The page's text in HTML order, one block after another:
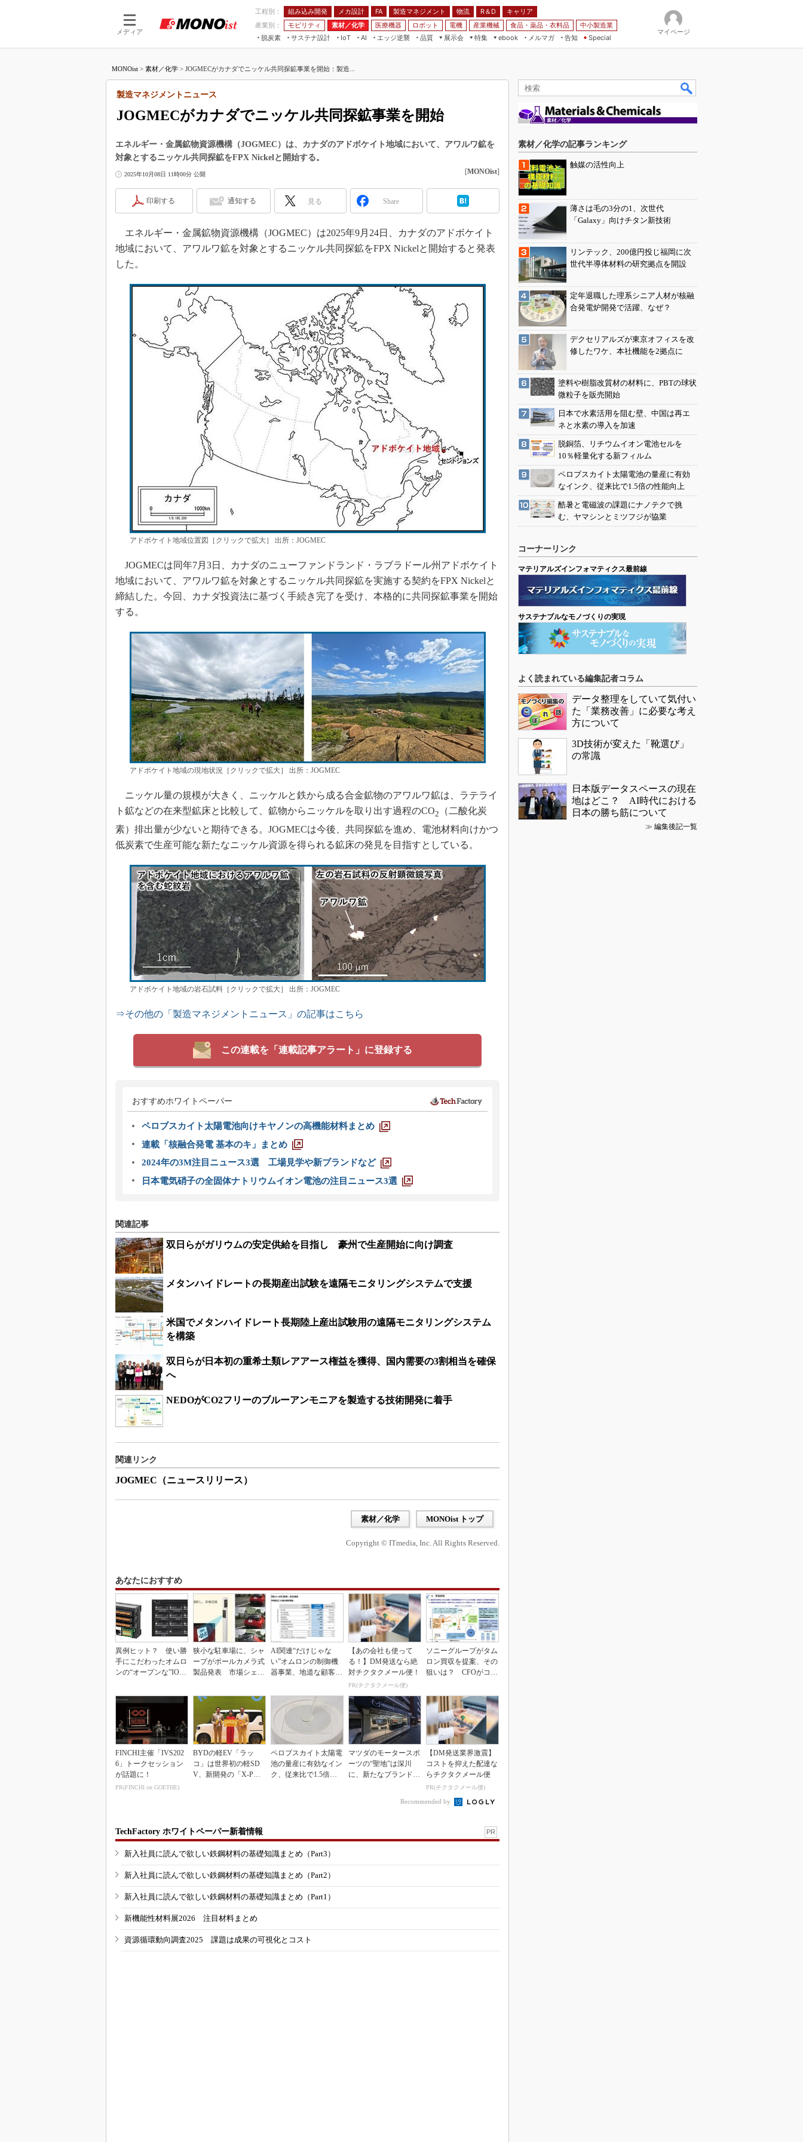
メディア
工程別： 組み込み開発 メカ設計 FA 製造マネジメント 物流 R＆D
キャリア
産業別：
モビリティ 素材／化学 医療機器 ロボット 電機 産業機械 食品・薬品・衣料品
中小製造業
脱炭素
サステナ設計
IoT
つながる工場
AI
AI×設備保全
エッジ逆襲 品質
展示会
JIMTOF
IIFES
人テク展
スマート工場EXPO
日本ものづくりワールド
特集
つながるクルマ
VR／AR
フィールドサービス
FPGA
Windows Embedded
ISO26262
無償設計ツール
デジタルツインとCAE
S＆OP
インダストリー4.0
イノベーション
製造業ビッグデータ
メイドインジャパン
植物工場
知財マネジメント
海外生産
グローバル設計・開発
制御セキュリティ
新型コロナへの対応
ebook
FA
モビリティ
素材／化学
メルマガ
告知 Special
マイページ
MONOist > 素材／化学 > JOGMECがカナダでニッケル共同探鉱事業を開始：製造...
JOGMECがカナダでニッケル共同探鉱事業を開始
製造マネジメントニュース
エネルギー・金属鉱物資源機構（JOGMEC）は、カナダのアドボケイト地域において、アワルワ鉱を
対象とするニッケル共同探鉱をFPX Nickelと開始する。
2025年10月08日 11時00分 公開 [MONOist]
印刷する 通知する 見る Share
エネルギー・金属鉱物資源機構（JOGMEC）は2025年9月24日、カナダのアドボケイト
地域において、アワルワ鉱を対象とするニッケル共同探鉱をFPX Nickelと開始すると発表
した。
アドボケイト地域位置図［クリックで拡大］ 出所：JOGMEC
JOGMECは同年7月3日、カナダのニューファンドランド・ラブラドール州アドボケイト
地域において、アワルワ鉱を対象とするニッケル共同探鉱を実施する契約をFPX Nickelと
締結した。今回、カナダ投資法に基づく手続き完了を受け、本格的に共同探鉱事業を開始
する。
アドボケイト地域の現地状況［クリックで拡大］ 出所：JOGMEC
ニッケル量の規模が大きく、ニッケルと鉄から成る合金鉱物のアワルワ鉱は、ラテライ
ト鉱などの在来型鉱床と比較して、鉱物からニッケルを取り出す過程のCO2
（二酸化炭
素）排出量が少ないと期待できる。JOGMECは今後、共同探鉱を進め、電池材料向けかつ
低炭素で生産可能な新たなニッケル資源を得られる鉱床の発見を目指すとしている。
アドボケイト地域の岩石試料［クリックで拡大］ 出所：JOGMEC
⇒その他の「製造マネジメントニュース」の記事はこちら
この連載を「連載記事アラート」に登録する
おすすめホワイトペーパー
ペロブスカイト太陽電池向けキヤノンの高機能材料まとめ
連載「核融合発電 基本のキ」まとめ
2024年の3M注目ニュース3選 工場見学や新ブランドなど
日本電気硝子の全固体ナトリウムイオン電池の注目ニュース3選
関連記事
双日らがガリウムの安定供給を目指し 豪州で生産開始に向け調査
メタンハイドレートの長期産出試験を遠隔モニタリングシステムで支援
米国でメタンハイドレート長期陸上産出試験用の遠隔モニタリングシステム
を構築
双日らが日本初の重希土類レアアース権益を獲得、国内需要の3割相当を確保
へ
NEDOがCO2フリーのブルーアンモニアを製造する技術開発に着手
関連リンク
JOGMEC（ニュースリリース）
素材／化学 MONOist トップ
Copyright © ITmedia, Inc. All Rights Reserved.
あなたにおすすめ
異例ヒット？ 使い勝
手にこだわったオムロ
ンの“オープンな”IO-L
狭小な駐車場に、シャ
ープがポールカメラ式
製品発表 市場シェア
AI関連“だけじゃな
い”オムロンの制御機
器事業、地道な顧客基
【あの会社も使って
る！】DM発送なら絶
対チクタクメール便！
PR(チクタクメール便)
ソニーグループがタム
ロン買収を提案、その
狙いは？ CFOがコメ
FINCHI主催「IVS202
6」トークセッション
が話題に！
PR(FINCHI on GOETHE)
BYDの軽EV「ラッ
コ」は世界初の軽SD
V、新開発の「X-PAC
ペロブスカイト太陽電
池の量産に有効なイン
ク、従来比で1.5倍の
マツダのモータースポ
ーツの“聖地”は深川
に、新たなブランド体
【DM発送業界激震】
コストを抑えた配達な
らチクタクメール便
PR(チクタクメール便)
Recommended by
TechFactory ホワイトペーパー新着情報 PR
新入社員に読んで欲しい鉄鋼材料の基礎知識まとめ（Part3）
新入社員に読んで欲しい鉄鋼材料の基礎知識まとめ（Part2）
新入社員に読んで欲しい鉄鋼材料の基礎知識まとめ（Part1）
新機能性材料展2026 注目材料まとめ
資源循環動向調査2025 課題は成果の可視化とコスト
素材／化学の記事ランキング
触媒の活性向上
薄さは毛の3分の1、次世代
「Galaxy」向けチタン新技術
リンテック、200億円投じ福岡に次
世代半導体材料の研究拠点を開設
定年退職した理系シニア人材が核融
合発電炉開発で活躍、なぜ？
デクセリアルズが東京オフィスを改
修したワケ、本社機能を2拠点に
塗料や樹脂改質材の材料に、PBTの球状
微粒子を販売開始
日本で水素活用を阻む壁、中国は再エ
ネと水素の導入を加速
脱銅箔、リチウムイオン電池セルを
10％軽量化する新フィルム
ペロブスカイト太陽電池の量産に有効
なインク、従来比で1.5倍の性能向上
酷暑と電磁波の課題にナノテクで挑
む、ヤマシンとミツフジが協業
コーナーリンク
マテリアルズインフォマティクス最前線
サステナブルなモノづくりの実現
よく読まれている編集記者コラム
データ整理をしていて気付い
た「業務改善」に必要な考え
方について
3D技術が変えた「靴選び」
の常識
日本版データスペースの現在
地はどこ？ AI時代における
日本の勝ち筋について
≫ 編集後記一覧